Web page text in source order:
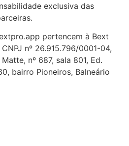
exclusiva das
pertencem à Bext
nº 26.915.796/0001-04,
nº 687, sala 801, Ed.
bairro Pioneiros, Balneário